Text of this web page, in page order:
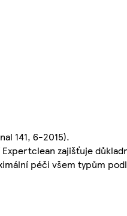
141, 6-2015).
zajišťuje
péči všem typům